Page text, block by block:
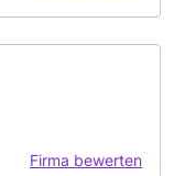
Firma bewerten